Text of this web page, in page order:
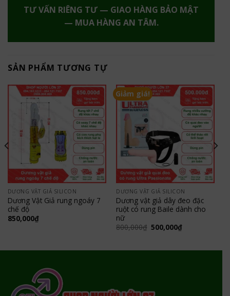
TƯ VẤN RIÊNG TƯ — GIAO HÀNG BẢO MẬT
— MUA HÀNG AN TÂM.
SẢN PHẨM TƯƠNG TỰ
DƯƠNG VẬT GIẢ SILICON
Dương Vật Giả rung ngoáy 7
chế độ
850,000₫
Giảm giá!
DƯƠNG VẬT GIẢ SILICON
Dương vật giả dây đeo đặc
ruột có rung Baile dành cho
nữ
800,000₫ Giá
500,000₫Giá
500,000₫.